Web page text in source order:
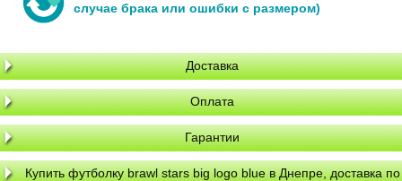
случае брака или ошибки с размером)
Доставка
Оплата
Гарантии
Купить футболку brawl stars big logo blue в Днепре, доставка по